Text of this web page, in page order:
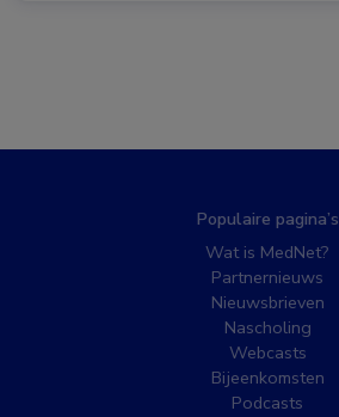
Populaire pagina’s
Wat is MedNet?
Partnernieuws
Nieuwsbrieven
Nascholing
Webcasts
Bijeenkomsten
Podcasts